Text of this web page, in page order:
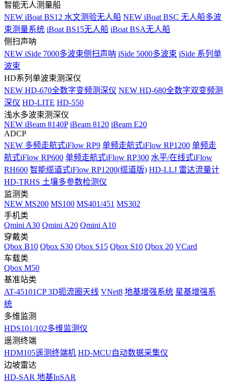
智能无人测量船
NEW iBoat BS12 水文测验无人船 NEW iBoat BSC 无人船多波
束测量系统 iBoat BS15无人船 iBoat BSA无人船
侧扫声呐
NEW iSide 7000多波束侧扫声呐 iSide 5000多波束 iSide 系列单
波束
HD系列单波束测深仪
NEW HD-670全数字变频测深仪 NEW HD-680全数字双变频测
深仪 HD-LITE HD-550
浅水多波束测深仪
NEW iBeam 8140P iBeam 8120 iBeam E20
ADCP
NEW 多频走航式iFlow RP9 单频走航式iFlow RP1200 单频走
航式iFlow RP600 单频走航式iFlow RP300 水平/在线式iFlow
RH600 智能缆道式iFlow RP1200(缆道版) HD-LLJ 雷达流量计
HD-TRHS 土壤多参数检测仪
监测类
NEW MS200 MS100 MS401/451 MS302
手机类
Qmini A30 Qmini A20 Qmini A10
穿戴类
Qbox B10 Qbox S30 Qbox S15 Qbox S10 Qbox 20 VCard
车载类
Qbox M50
基准站类
AT-45101CP 3D扼流圈天线 VNet8 地基增强系统 星基增强系
统
多维监测
HDS101/102多维监测仪
遥测终端
HDM105遥测终端机 HD-MCU自动数据采集仪
边坡雷达
HD-SAR 地基InSAR